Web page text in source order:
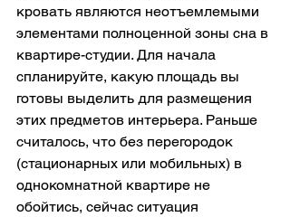
кровать являются неотъемлемыми
элементами полноценной зоны сна в
квартире-студии. Для начала
спланируйте, какую площадь вы
готовы выделить для размещения
этих предметов интерьера. Раньше
считалось, что без перегородок
(стационарных или мобильных) в
однокомнатной квартире не
обойтись, сейчас ситуация